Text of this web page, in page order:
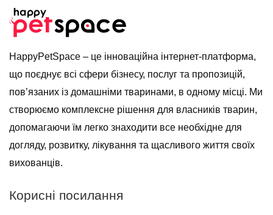
HappyPetSpace – це інноваційна інтернет-платформа,
що поєднує всі сфери бізнесу, послуг та пропозицій,
пов’язаних із домашніми тваринами, в одному місці. Ми
створюємо комплексне рішення для власників тварин,
допомагаючи їм легко знаходити все необхідне для
догляду, розвитку, лікування та щасливого життя своїх
вихованців.
Корисні посилання